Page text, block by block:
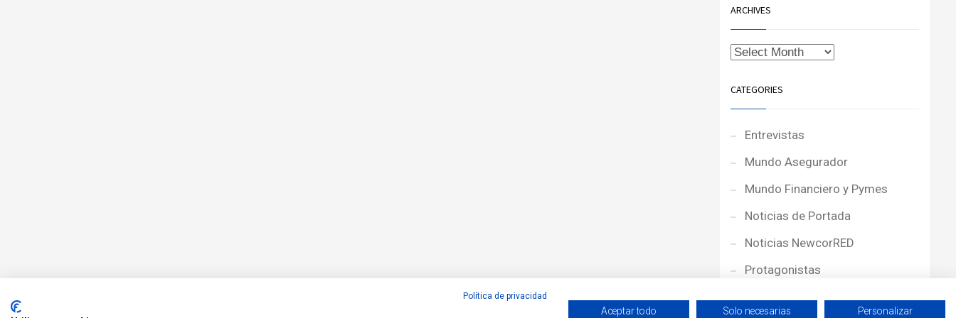
ARCHIVES
CATEGORIES
Entrevistas
Mundo Asegurador
Mundo Financiero y Pymes
Noticias de Portada
Noticias NewcorRED
Protagonistas
Reportajes
Política de privacidad
Aceptar todo Solo necesarias Personalizar